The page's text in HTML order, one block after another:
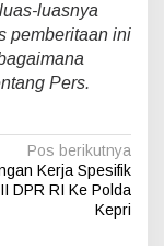
luasnya
pemberitaan ini
Pers.
Pos berikutnya
Kerja Spesifik
DPR RI Ke Polda
Kepri